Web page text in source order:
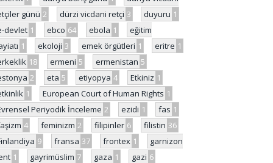
günü 2 dürzi vicdani retçi 3 duyuru 1
devlet 1 ebco 64 ebola 1
eğitim
1 ekoloji 3 emek örgütleri 1 eritre 1
18 ermeni 5 ermenistan 5
2 eta 5 etiyopya 4 Etkiniz 1
1 European Court of Human Rights 1
Periyodik İnceleme 2 ezidi 1 fas 1
4 feminizm 2 filipinler 6 filistin 36
9 fransa 37 frontex 1
garnizon
1 gayrimüslim 7 gaza 1 gazi 6